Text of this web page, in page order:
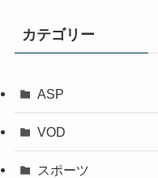
カテゴリー
ASP
VOD
スポーツ